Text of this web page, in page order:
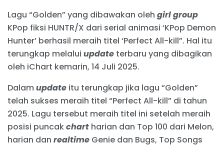
Lagu “Golden” yang dibawakan oleh girl group
KPop fiksi HUNTR/X dari serial animasi ‘KPop Demon
Hunter’ berhasil meraih titel ‘Perfect All-kill”. Hal itu
terungkap melalui update terbaru yang dibagikan
oleh iChart kemarin, 14 Juli 2025.
Dalamupdate itu terungkap jika lagu “Golden”
telah sukses meraih titel “Perfect All-kill” di tahun
2025. Lagu tersebut meraih titel ini setelah meraih
posisi puncakchart harian dan Top 100 dari Melon,
harian dan realtime Genie dan Bugs, Top Songs